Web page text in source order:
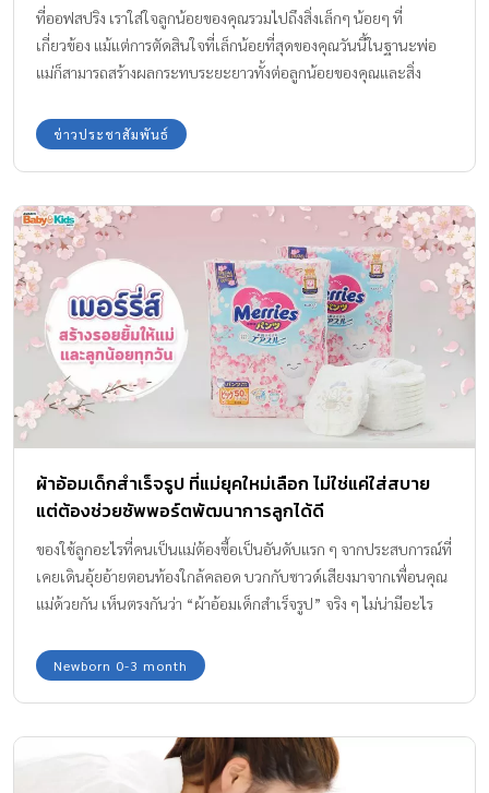
ปลอดภัย ปลอดสารพิษ เป็นมิตรต่อสิ่งแวดล้อม Eco-
Friendly และไม่ทดลองกับสัตว์ Little Things Matter
(สิ่งเล็กๆ ก้อมีความสำคัญ)
ที่ออฟสปริง เราใส่ใจลูกน้อยของคุณรวมไปถึงสิ่งเล็กๆ น้อยๆ ที่
เกี่ยวข้อง แม้แต่การตัดสินใจที่เล็กน้อยที่สุดของคุณวันนี้ในฐานะพ่อ
แม่ก็สามารถสร้างผลกระทบระยะยาวทั้งต่อลูกน้อยของคุณและสิ่ง
แคร์ออร์แกนิก หรือผ้าอ้อมที่เป็นมิตรต่อสิ่งแวดล้อมนั้นสำคัญมากกว่าที่
คุณคิด นี่เป็นเหตุผลที่ทุกการตัดสินใจของเราในฐานะแบรนด์ – ตั้งแต่
ๆ และวัสดุที่ใช้ในบรรจุภัณฑ์ของเรา ทั้งหมดล้วนมาจากความรักที่มีต่อ
เด็ก พ่อแม่ และธรรมชาติ เราไม่สามารถเปลี่ยนโลกได้ภายในพริบตา
เดียว แต่เราสามารถก้าวไปด้วยกันทีละก้าวเพื่อสิ่งที่ดีกว่า ยิ่งใหญ่กว่า
สว่างไสวกว่าในวันพรุ่งนี้ คุณพร้อมไปกับเราหรือเปล่า? ผลิตภัณฑ์ผ้า
อ้อมเด็กสำเร็จรูป Offspring Thailand เริ่มทำตลาดโดยนำเข้าผ้าอ้อม
เด็กสำเร็จรูปเด็ก เกรด Super Premium มาจำหน่ายในประเทศไทย
โดยผ้าอ้อมมีคุณสมบัติดังต่อไปนี้ ผลิตจาก เยื่อไม้ที่มีความยั่งยืนผ่าน
การรับรองจาก FSC ประเทศสหรัฐอเมริกา ปลอดสารคลอรีนและสาร
อันตรายอื่นๆ เมื่อคุณพ่อคุณแม่ได้ซื้อผ้าอ้อม Offspring เท่ากับร่วม
บริจาคเงินส่วนหนึ่ง เพื่อความยั่งยืนของป่าไม้ หมึกพิมพ์ปราศจากสาร
ตะกั่วและโลหะหนัก ผ่านการรับรองจาก FDA ประเทศสหรัฐอเมริกา
ได้ใบรับรองการทดสอบเรื่องปลอดสารพิษจากสถาบัน Dermatest
ประเทศเยอรมัน ได้ใบรับรองจาก Cruelty-Free and Vegan ไม่
ทดลองกับสัตว์ ป้องกันการซึมซับถึง 3 ชั้น และระบายอากาศได้อย่างดี
เยี่ยม […]
ข่าวประชาสัมพันธ์
ผ้าอ้อมเด็กสำเร็จรูป ที่แม่ยุคใหม่เลือก ไม่ใช่แค่ใส่สบาย
แต่ต้องช่วยซัพพอร์ตพัฒนาการลูกได้ดี
ของใช้ลูกอะไรที่คนเป็นแม่ต้องซื้อเป็นอันดับแรก ๆ จากประสบการณ์ที่
เคยเดินอุ้ยอ้ายตอนท้องใกล้คลอด บวกกับซาวด์เสียงมาจากเพื่อนคุณ
แม่ด้วยกัน เห็นตรงกันว่า “ผ้าอ้อมเด็กสำเร็จรูป” จริง ๆ ไม่น่ามีอะไร
เป็น 10 แบรนด์ แล้วจะเลือกใช้ยี่ห้อไหน คุณสมบัติผ้าอ้อมแบบไหน
ลูกใส่แล้วแฮปปี้ แม่เสียตังค์แล้วคุ้มค่า ?
Newborn 0-3 month